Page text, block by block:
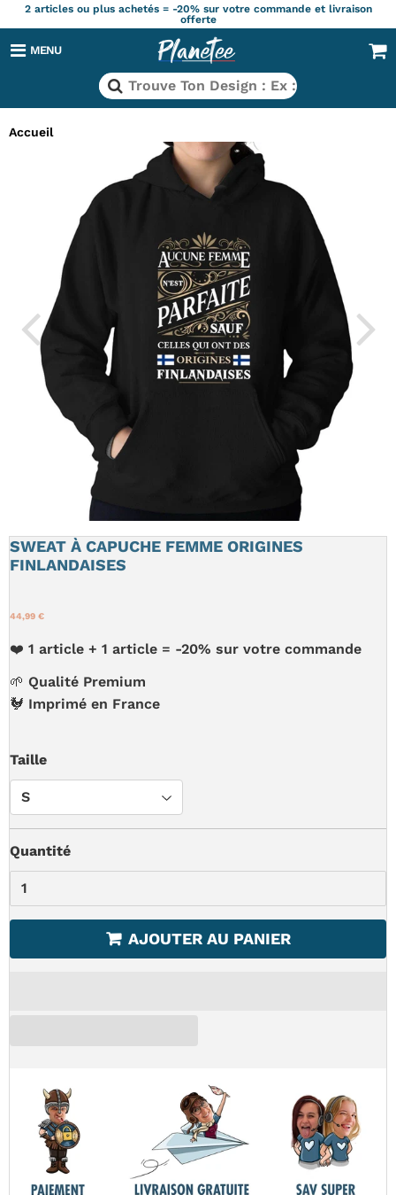
2 articles ou plus achetés = -20% sur votre commande et livraison
offerte
MENU
Accueil
SWEAT À CAPUCHE FEMME ORIGINES
FINLANDAISES
44,99 €
❤️ 1 article + 1 article = -20% sur votre commande
🌱 Qualité Premium
🐓 Imprimé en France
Taille
Quantité
AJOUTER AU PANIER